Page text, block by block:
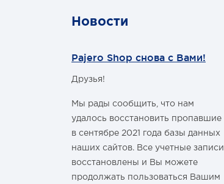
Новости
Pajero Shop снова с Вами!
Друзья!
Мы рады сообщить, что нам
удалось восстановить пропавшие
в сентябре 2021 года базы данных
наших сайтов. Все учетные записи
восстановлены и Вы можете
продолжать пользоваться Вашим